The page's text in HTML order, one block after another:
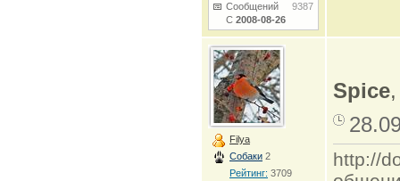
Сообщений 9387
С 2008-08-26
Filya
Собаки 2
Рейтинг: 3709
Spice
http://